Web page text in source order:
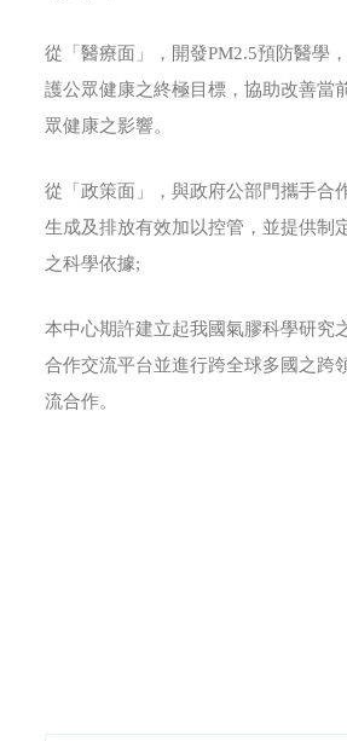
從「醫療面」，開發PM2.5預防醫學
護公眾健康之終極目標，協助改善當
眾健康之影響。
從「政策面」，與政府公部門攜手合
生成及排放有效加以控管，並提供制
之科學依據;
本中心期許建立起我國氣膠科學研究
合作交流平台並進行跨全球多國之跨
流合作。